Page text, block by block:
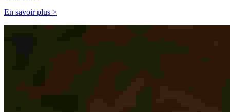
En savoir plus >